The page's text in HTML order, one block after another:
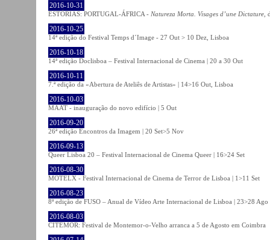
2016-10-31
ESTÓRIAS: PORTUGAL-ÁFRICA - Natureza Morta. Visages d’une Dictature
2016-10-25
14ª edição do Festival Temps d´Image - 27 Out > 10 Dez, Lisboa
2016-10-18
14ª edição Doclisboa – Festival Internacional de Cinema | 20 a 30 Out
2016-10-11
7.ª edição da «Abertura de Ateliês de Artistas» | 14>16 Out, Lisboa
2016-10-03
MAAT - inauguração do novo edifício | 5 Out
2016-09-20
26ª edição Encontros da Imagem | 20 Set>5 Nov
2016-09-13
Queer Lisboa 20 – Festival Internacional de Cinema Queer | 16>24 Set
2016-08-30
MOTELX - Festival Internacional de Cinema de Terror de Lisboa | 1>11 Set
2016-08-23
8ª edição de FUSO – Anual de Vídeo Arte Internacional de Lisboa | 23>28 Ago
2016-08-03
CITEMOR: Festival de Montemor-o-Velho arranca a 5 de Agosto em Coimbra